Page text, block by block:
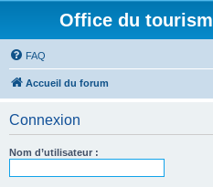
Office du
FAQ
Accueil du forum
Connexion
Nom d’utilisateur :